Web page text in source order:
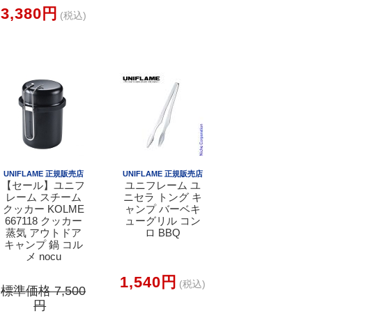
3,380円 (税込)
UNIFLAME 正規販売店
【セール】ユニフ
レーム スチーム
クッカー KOLME
667118 クッカー
蒸気 アウトドア
キャンプ 鍋 コル
メ nocu
標準価格 7,500
円
UNIFLAME 正規販売店
ユニフレーム ユ
ニセラ トング キ
ャンプ バーベキ
ューグリル コン
ロ BBQ
1,540円 (税込)